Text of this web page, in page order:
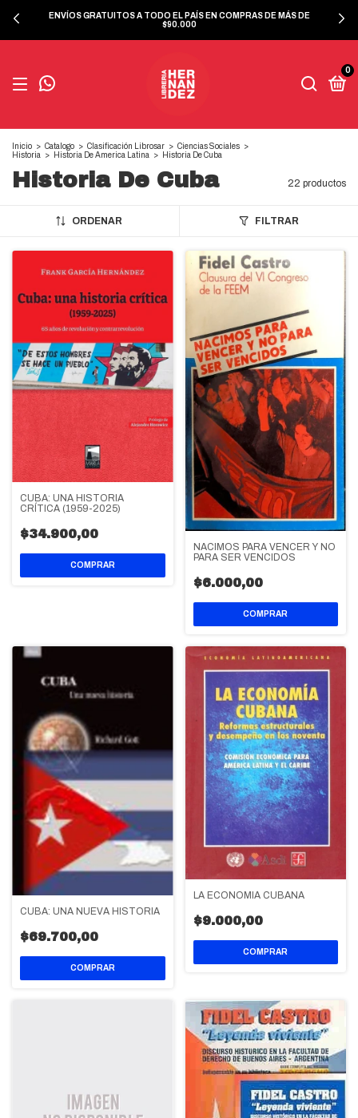
ENVÍOS GRATUITOS A TODO EL PAÍS EN COMPRAS DE MÁS DE
$90.000
0
Inicio > Catalogo > Clasificación Librosar > Ciencias Sociales >
Historia
> Historia De America Latina > Historia De Cuba
Historia De Cuba 22 productos
ORDENAR FILTRAR
CUBA: UNA HISTORIA
CRÍTICA (1959-2025)
$34.900,00
NACIMOS PARA VENCER Y NO
PARA SER VENCIDOS
$6.000,00
CUBA: UNA NUEVA HISTORIA
$69.700,00
LA ECONOMIA CUBANA
$9.000,00